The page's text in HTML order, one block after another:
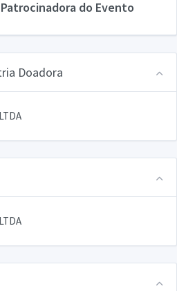
do Evento
Doadora